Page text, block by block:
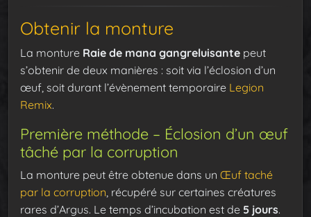
Obtenir la monture
La monture Raie de mana gangreluisante peut
s’obtenir de deux manières : soit via l’éclosion d’un
œuf, soit durant l’évènement temporaire Legion
Remix.
Première méthode – Éclosion d’un œuf
tâché par la corruption
La monture peut être obtenue dans un Œuf taché
par la corruption , récupéré sur certaines créatures
rares d’Argus. Le temps d’incubation est de 5 jours.